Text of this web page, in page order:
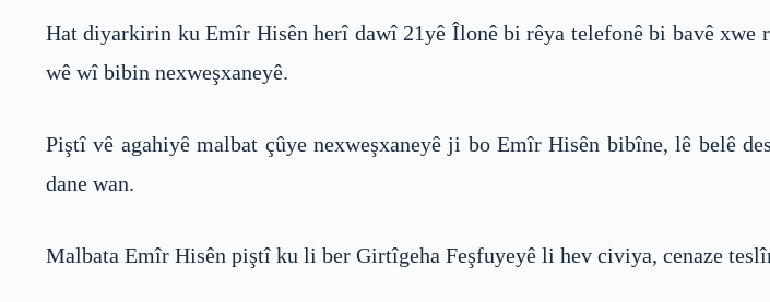
Hat diyarkirin ku Emîr Hisên herî dawî 21yê Îlonê bi rêya telefonê bi bavê
wê wî bibin nexweşxaneyê.
Piştî vê agahiyê malbat çûye nexweşxaneyê ji bo Emîr Hisên bibîne, lê belê
dane wan.
Malbata Emîr Hisên piştî ku li ber Girtîgeha Feşfuyeyê li hev civiya, cenaze